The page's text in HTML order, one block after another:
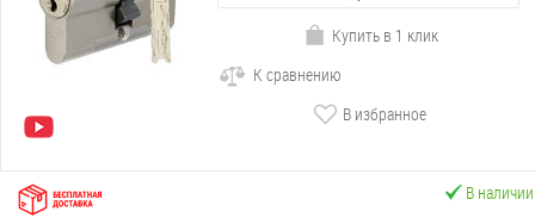
Купить в 1 клик
К сравнению
В избранное
В наличии